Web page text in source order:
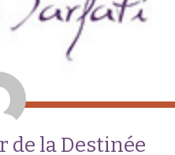
de la Destinée